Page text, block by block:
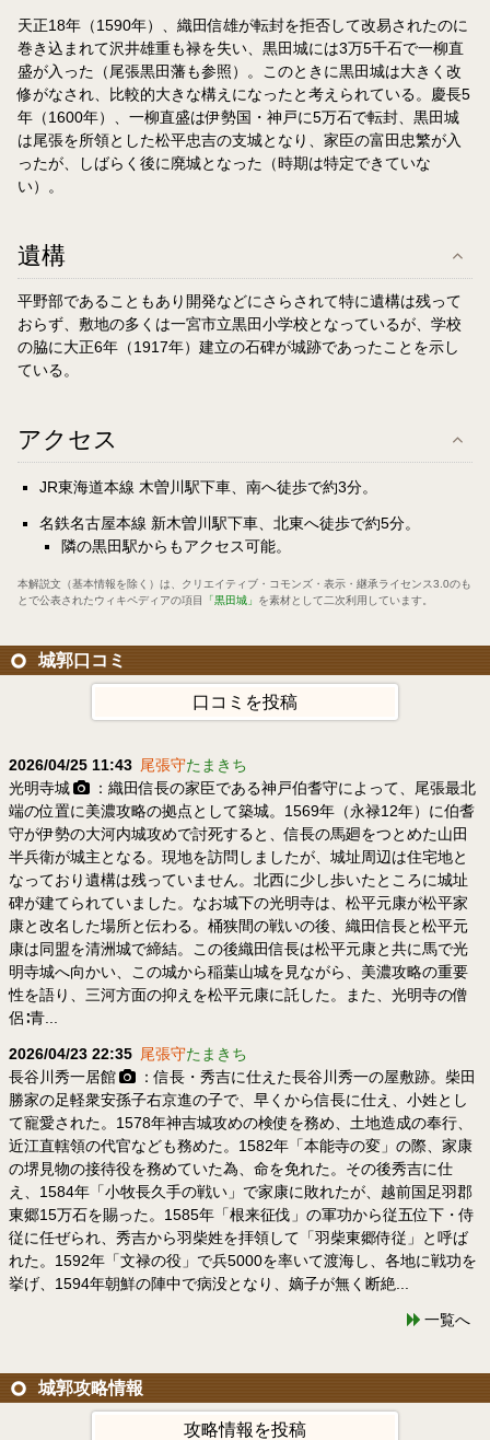
天正18年（1590年）、織田信雄が転封を拒否して改易されたのに
巻き込まれて沢井雄重も禄を失い、黒田城には3万5千石で一柳直
盛が入った（尾張黒田藩も参照）。このときに黒田城は大きく改
修がなされ、比較的大きな構えになったと考えられている。慶長5
年（1600年）、一柳直盛は伊勢国・神戸に5万石で転封、黒田城
は尾張を所領とした松平忠吉の支城となり、家臣の富田忠繁が入
ったが、しばらく後に廃城となった（時期は特定できていな
い）。
遺構
平野部であることもあり開発などにさらされて特に遺構は残って
おらず、敷地の多くは一宮市立黒田小学校となっているが、学校
の脇に大正6年（1917年）建立の石碑が城跡であったことを示し
ている。
アクセス
JR東海道本線 木曽川駅下車、南へ徒歩で約3分。
名鉄名古屋本線 新木曽川駅下車、北東へ徒歩で約5分。
隣の黒田駅からもアクセス可能。
本解説文（基本情報を除く）は、 クリエイティブ・コモンズ・表示・継承ライセンス3.0のも
とで公表されたウィキペディアの項目
「黒田城」 を素材として二次利用しています。
城郭口コミ
口コミを投稿
2026/04/25 11:43 尾張守たまきち
光明寺城
：織田信長の家臣である神戸伯耆守によって、尾張最北
端の位置に美濃攻略の拠点として築城。1569年（永禄12年）に伯耆
守が伊勢の大河内城攻めで討死すると、信長の馬廻をつとめた山田
半兵衛が城主となる。現地を訪問しましたが、城址周辺は住宅地と
なっており遺構は残っていません。北西に少し歩いたところに城址
碑が建てられていました。なお城下の光明寺は、松平元康が松平家
康と改名した場所と伝わる。桶狭間の戦いの後、織田信長と松平元
康は同盟を清洲城で締結。この後織田信長は松平元康と共に馬で光
明寺城へ向かい、この城から稲葉山城を見ながら、美濃攻略の重要
性を語り、三河方面の抑えを松平元康に託した。また、光明寺の僧
侶∶青...
2026/04/23 22:35 尾張守たまきち
長谷川秀一居館
：信長・秀吉に仕えた長谷川秀一の屋敷跡。柴田
勝家の足軽衆安孫子右京進の子で、早くから信長に仕え、小姓とし
て寵愛された。1578年神吉城攻めの検使を務め、土地造成の奉行、
近江直轄領の代官なども務めた。1582年「本能寺の変」の際、家康
の堺見物の接待役を務めていた為、命を免れた。その後秀吉に仕
え、1584年「小牧長久手の戦い」で家康に敗れたが、越前国足羽郡
東郷15万石を賜った。1585年「根来征伐」の軍功から従五位下・侍
従に任ぜられ、秀吉から羽柴姓を拝領して「羽柴東郷侍従」と呼ば
れた。1592年「文禄の役」で兵5000を率いて渡海し、各地に戦功を
挙げ、1594年朝鮮の陣中で病没となり、嫡子が無く断絶...
一覧へ
城郭攻略情報
攻略情報を投稿